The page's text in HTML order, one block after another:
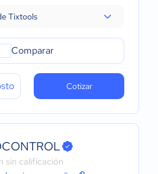
Tixtools
Comparar
Cotizar
sin calificación